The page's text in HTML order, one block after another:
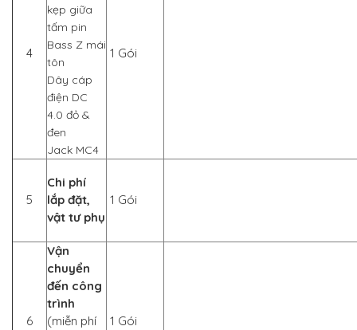
4
kẹp giữa
tấm pin
Bass Z mái
tôn
Dây cáp
điện DC
4.0 đỏ &
đen
Jack MC4
1 Gói
5
Chi phí
lắp đặt,
vật tư phụ
1 Gói
6
Vận
chuyển
đến công
trình
(miễn phí
1 Gói